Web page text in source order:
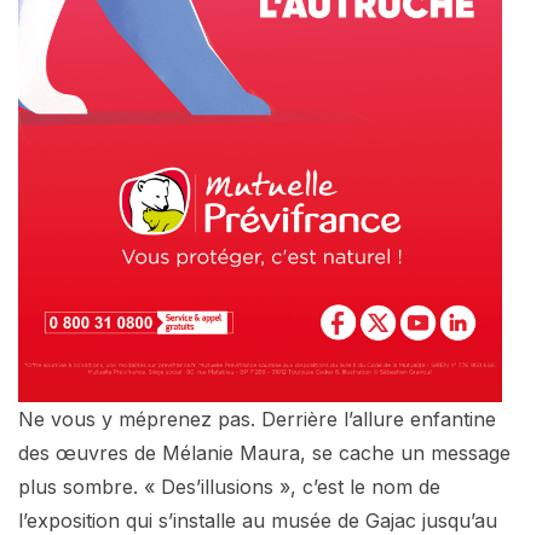
Ne vous y méprenez pas. Derrière l’allure enfantine
des œuvres de Mélanie Maura, se cache un message
plus sombre. « Des’illusions », c’est le nom de
l’exposition qui s’installe au musée de Gajac jusqu’au